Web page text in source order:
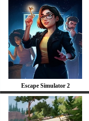
Escape Simulator 2